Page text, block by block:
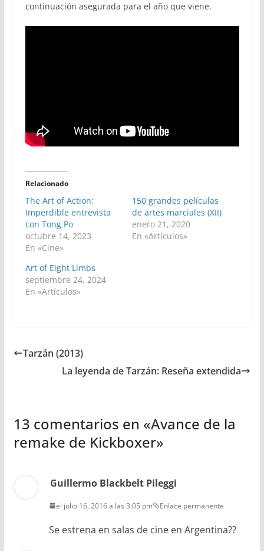
continuación asegurada para el año que viene.
Relacionado
The Art of Action:
Imperdible entrevista
con Tong Po
octubre 14, 2023
En «Cine»
150 grandes películas
de artes marciales (XII)
enero 21, 2020
En «Artículos»
Art of Eight Limbs
septiembre 24, 2024
En «Artículos»
Tarzán (2013)
La leyenda de Tarzán: Reseña extendida
13 comentarios en «Avance de la
remake de Kickboxer»
Guillermo Blackbelt Pileggi
el julio 16, 2016 a las 3:05 pm Enlace permanente
Se estrena en salas de cine en Argentina??